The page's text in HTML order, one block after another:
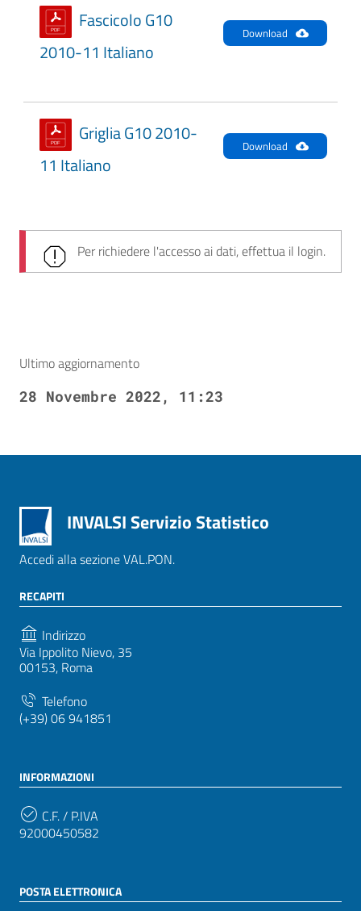
Fascicolo G10
2010-11 Italiano
Download
Griglia G10 2010-
11 Italiano
Download
Per richiedere l'accesso ai dati, effettua il login.
Ultimo aggiornamento
28 Novembre 2022, 11:23
INVALSI Servizio Statistico
Accedi alla sezione VAL.PON.
RECAPITI
Indirizzo
Via Ippolito Nievo, 35
00153, Roma
Telefono
(+39) 06 941851
INFORMAZIONI
C.F. / P.IVA
92000450582
POSTA ELETTRONICA